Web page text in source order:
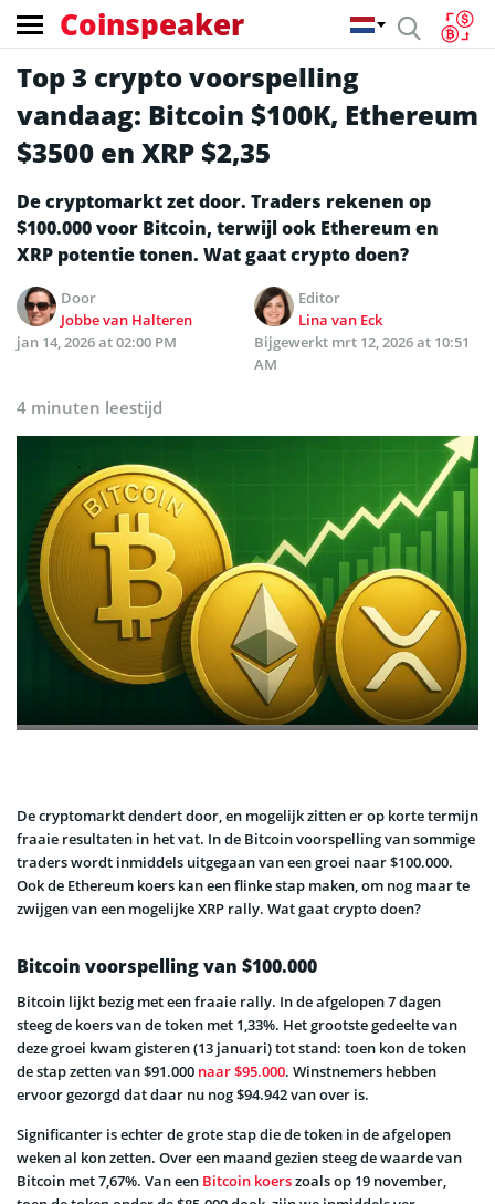
Coinspeaker
Top 3 crypto voorspelling
vandaag: Bitcoin $100K, Ethereum
$3500 en XRP $2,35
De cryptomarkt zet door. Traders rekenen op
$100.000 voor Bitcoin, terwijl ook Ethereum en
XRP potentie tonen. Wat gaat crypto doen?
Door
Jobbe van Halteren
Editor
Lina van Eck
jan 14, 2026 at 02:00 PM
Bijgewerkt mrt 12, 2026 at 10:51
AM
4 minuten leestijd
De cryptomarkt dendert door, en mogelijk zitten er op korte termijn
fraaie resultaten in het vat. In de Bitcoin voorspelling van sommige
traders wordt inmiddels uitgegaan van een groei naar $100.000.
Ook de Ethereum koers kan een flinke stap maken, om nog maar te
zwijgen van een mogelijke XRP rally. Wat gaat crypto doen?
Bitcoin voorspelling van $100.000
Bitcoin lijkt bezig met een fraaie rally. In de afgelopen 7 dagen
steeg de koers van de token met 1,33%. Het grootste gedeelte van
deze groei kwam gisteren (13 januari) tot stand: toen kon de token
de stap zetten van $91.000 naar $95.000. Winstnemers hebben
ervoor gezorgd dat daar nu nog $94.942 van over is.
Significanter is echter de grote stap die de token in de afgelopen
weken al kon zetten. Over een maand gezien steeg de waarde van
Bitcoin met 7,67%. Van een Bitcoin koerszoals op 19 november,